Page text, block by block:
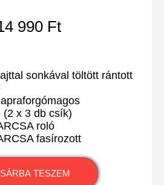
990 Ft
sonkával töltött rántott
(2 x 3 db csík)
roló
fasírozott
TESZEM